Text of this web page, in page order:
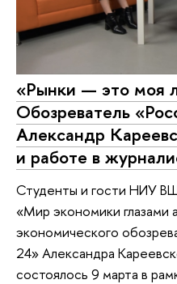
«Рынки — это моя
Обозреватель
Александр
и работе в
Студенты и гости НИУ
«Мир экономики глазами
экономического
24» Александра
состоялось 9 марта в